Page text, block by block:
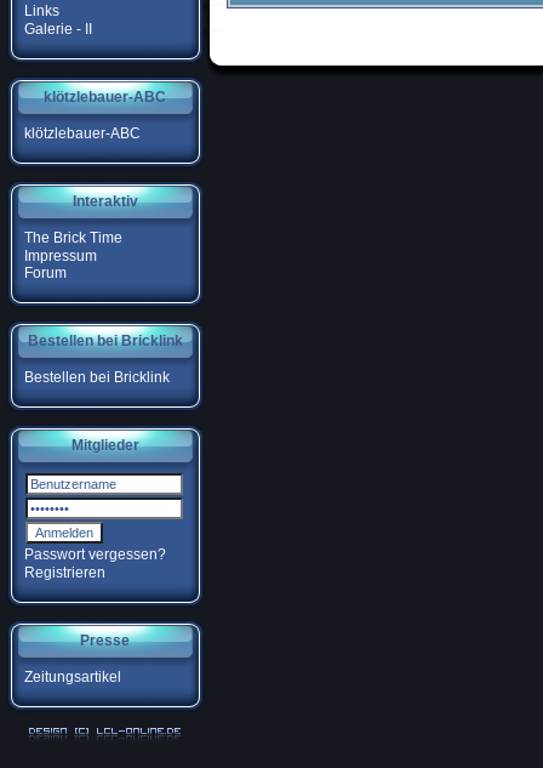
Links
Galerie - II
klötzlebauer-ABC
klötzlebauer-ABC
Interaktiv
The Brick Time
Impressum
Forum
Bestellen bei Bricklink
Bestellen bei Bricklink
Mitglieder
Passwort vergessen?
Registrieren
Presse
Zeitungsartikel